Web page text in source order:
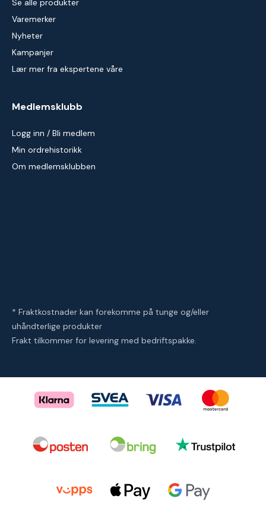
Se alle produkter
Varemerker
Nyheter
Kampanjer
Lær mer fra ekspertene våre
Medlemsklubb
Logg inn / Bli medlem
Min ordrehistorikk
Om medlemsklubben
* Fraktkostnader kan forekomme på tunge og/eller
uhåndterlige produkter
Frakt tilkommer for levering med bedriftspakke.